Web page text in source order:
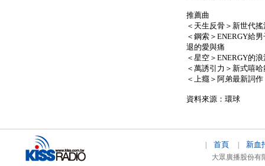
推薦曲
＜天生反骨＞新世代
＜鋼索＞ENERGY給
退的愛與痛
＜星空＞ENERGY的
＜萬誘引力＞新式嘻
＜上癮＞阿弟最新詞
資料來源：環球
首頁 新血
大眾廣播股份有